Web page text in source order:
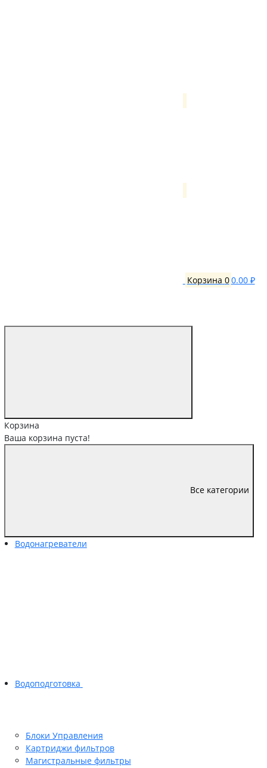
Корзина 00.00 ₽
Корзина
Ваша корзина пуста!
Все категории
Водонагреватели
Водоподготовка
Блоки Управления
Картриджи фильтров
Магистральные фильтры